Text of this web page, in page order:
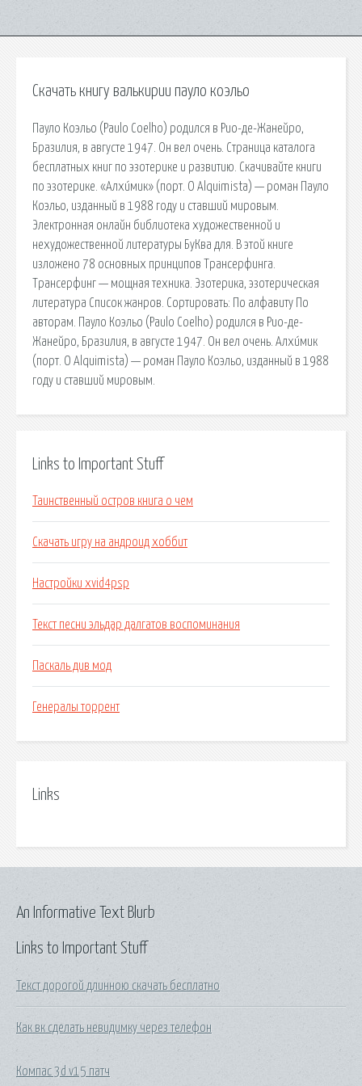
Скачать книгу валькирии пауло коэльо
Пауло Коэльо (Paulo Coelho) родился в Рио-де-Жанейро,
Бразилия, в августе 1947. Он вел очень. Страница каталога
бесплатных книг по эзотерике и развитию. Скачивайте книги
по эзотерике. «Алхи́мик» (порт. O Alquimista) — роман Пауло
Коэльо, изданный в 1988 году и ставший мировым.
Электронная онлайн библиотека художественной и
нехудожественной литературы БуКва для. В этой книге
изложено 78 основных принципов Трансерфинга.
Трансерфинг — мощная техника. Эзотерика, эзотерическая
литература Список жанров. Сортировать: По алфавиту По
авторам. Пауло Коэльо (Paulo Coelho) родился в Рио-де-
Жанейро, Бразилия, в августе 1947. Он вел очень. Алхи́мик
(порт. O Alquimista) — роман Пауло Коэльо, изданный в 1988
году и ставший мировым.
Links to Important Stuff
Таинственный остров книга о чем
Скачать игру на андроид хоббит
Настройки xvid4psp
Текст песни эльдар далгатов воспоминания
Паскаль див мод
Генералы торрент
Links
Links to Important Stuff
Текст дорогой длинною скачать бесплатно
Как вк сделать невидимку через телефон
Компас 3d v15 патч
An Informative Text Blurb